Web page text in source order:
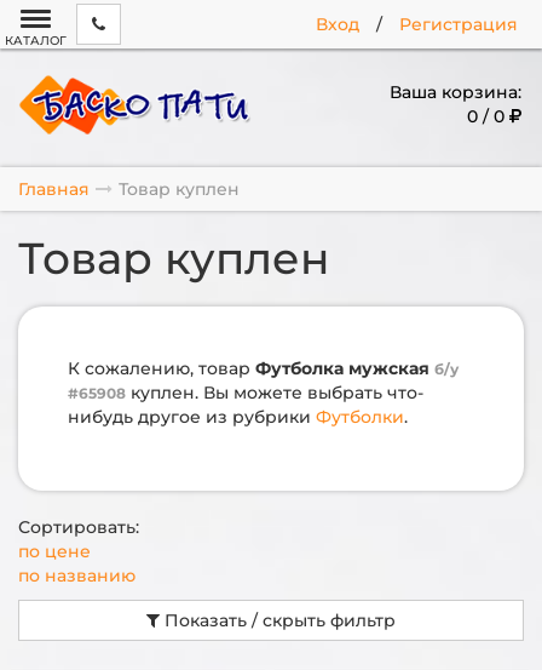
Вход / Регистрация
КАТАЛОГ
Ваша корзина:
0 / 0
Главная Товар куплен
Товар куплен
К сожалению, товар Футболка мужская б/у
#65908 куплен. Вы можете выбрать что-
нибудь другое из рубрики Футболки.
Сортировать:
по цене
по названию
Показать / скрыть фильтр